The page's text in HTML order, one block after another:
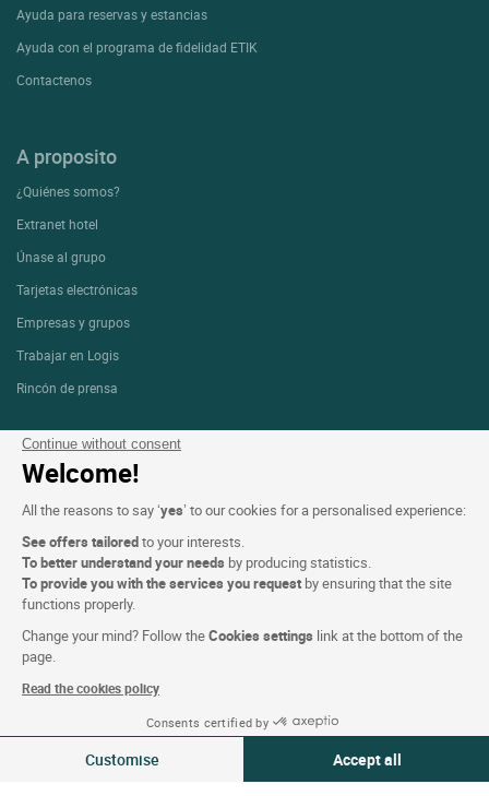
Continue without consent
Welcome!
All the reasons to say ‘yes’ to our cookies for a personalised experience:
See offers tailoredto your interests.
To better understand your needs by producing statistics.
To provide you with the services you request by ensuring that the site
functions properly.
Change your mind? Follow theCookies settings link at the bottom of the
page.
Read the cookies policy
Consents certified by
Customise Accept all
06-07 Ago 2026
2 viajeros | 1 habitación
Ayuda para reservas y estancias
Ayuda con el programa de fidelidad ETIK
Contactenos
A proposito
¿Quiénes somos?
Extranet hotel
Únase al grupo
Tarjetas electrónicas
Empresas y grupos
Trabajar en Logis
Rincón de prensa
Condiciones de la página web
Configuración de las cookies
CGV
Asistencia
Mapa del sitio
Créditos